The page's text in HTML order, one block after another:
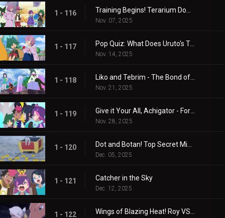
1 - 116
Nov. 07, 2025
1 - 117 Pop Quiz: What Does Uruto's Training Involve?
Nov. 14, 2025
1 - 118
Nov. 21, 2025
1 - 119
Nov. 28, 2025
1 - 120
Dec. 05, 2025
1 - 121 Catcher in the Sky
Dec. 12, 2025
1 - 122